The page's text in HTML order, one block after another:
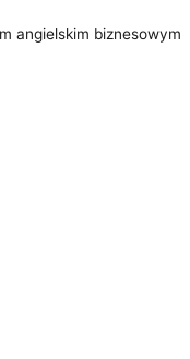
angielskim biznesowym